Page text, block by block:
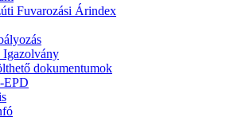
Fuvarozási Árindex
dokumentumok
EPD